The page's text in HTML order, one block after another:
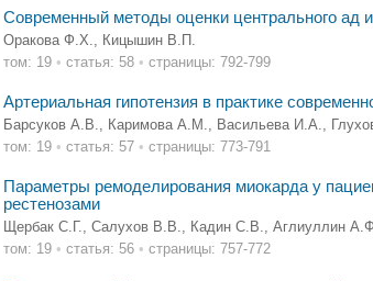
Современный методы оценки центрального ад
Оракова Ф.Х., Кицышин В.П.
том: 19 • статья: 58 • страницы: 792-799
Артериальная гипотензия в практике
Барсуков А.В., Каримова А.М., Васильева И.А.,
том: 19 • статья: 57 • страницы: 773-791
Параметры ремоделирования миокарда у
рестенозами
Щербак С.Г., Салухов В.В., Кадин С.В., Аглиуллин
том: 19 • статья: 56 • страницы: 757-772